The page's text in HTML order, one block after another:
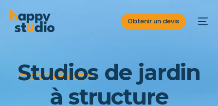
Obtenir un devis
Studios de jardin
à structure